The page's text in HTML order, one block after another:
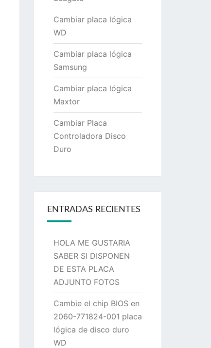
Cambiar placa lógica
WD
Cambiar placa lógica
Samsung
Cambiar placa lógica
Maxtor
Cambiar Placa
Controladora Disco
Duro
ENTRADAS RECIENTES
HOLA ME GUSTARIA
SABER SI DISPONEN
DE ESTA PLACA
ADJUNTO FOTOS
Cambie el chip BIOS en
2060-771824-001 placa
lógica de disco duro
WD